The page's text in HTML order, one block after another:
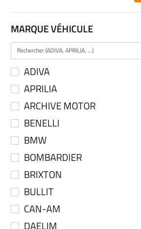
MARQUE VÉHICULE
ADIVA
APRILIA
ARCHIVE MOTOR
BENELLI
BMW
BOMBARDIER
BRIXTON
BULLIT
CAN-AM
DAELIM